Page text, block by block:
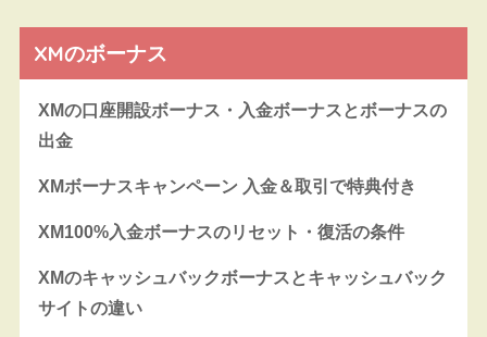
XMのボーナス
XMの口座開設ボーナス・入金ボーナスとボーナスの
出金
XMボーナスキャンペーン 入金＆取引で特典付き
XM100%入金ボーナスのリセット・復活の条件
XMのキャッシュバックボーナスとキャッシュバック
サイトの違い